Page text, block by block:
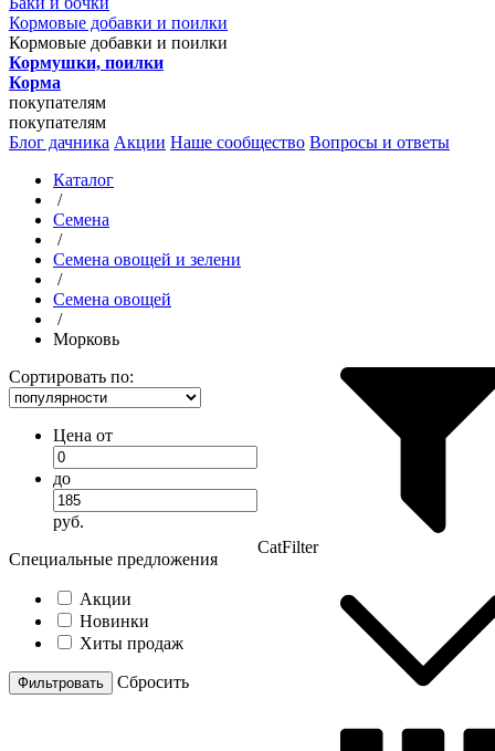
Кормовые добавки и поилки
Кормовые добавки и поилки
Кормушки, поилки
Корма
покупателям
покупателям
Блог дачника Акции Наше сообщество Вопросы и ответы
Каталог
/
Семена
/
Семена овощей и зелени
/
Семена овощей
/
Морковь
Сортировать по:
Цена от
до
руб.
Специальные предложения
Акции
Новинки
Хиты продаж
Cбросить
CatFilter